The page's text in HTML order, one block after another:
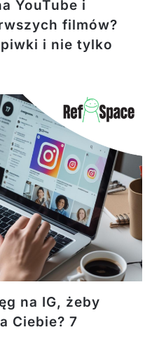
YouTube i
filmów?
i nie tylko
na IG, żeby
Ciebie? 7